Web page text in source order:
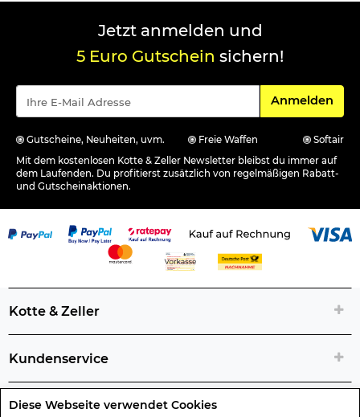
Diese Webseite verwendet Cookies
Jetzt anmelden und
5 Euro Gutschein sichern!
Für den
Anmelden
Gutscheine, Neuheiten, uvm. Freie Waffen
Softair
Mit dem kostenlosen Kotte & Zeller Newsletter bleibst du immer auf
dem Laufenden. Du profitierst zusätzlich von regelmäßigen Rabatt-
und Gutscheinaktionen.
Kotte & Zeller
Kundenservice
Rechtliche Artikelinfos